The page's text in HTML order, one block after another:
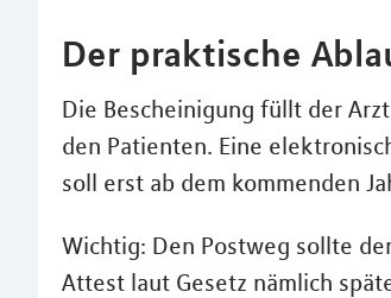
Der praktische
Die Bescheinigung füllt der
den Patienten. Eine
soll erst ab dem kommenden
Wichtig: Den Postweg sollte
Attest laut Gesetz nämlich